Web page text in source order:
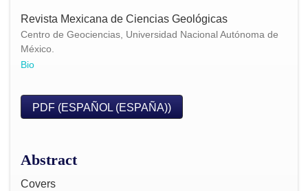
Revista Mexicana de Ciencias Geológicas
Centro de Geociencias, Universidad Nacional Autónoma de
México.
Bio
PDF (ESPAÑOL (ESPAÑA))
Abstract
Covers